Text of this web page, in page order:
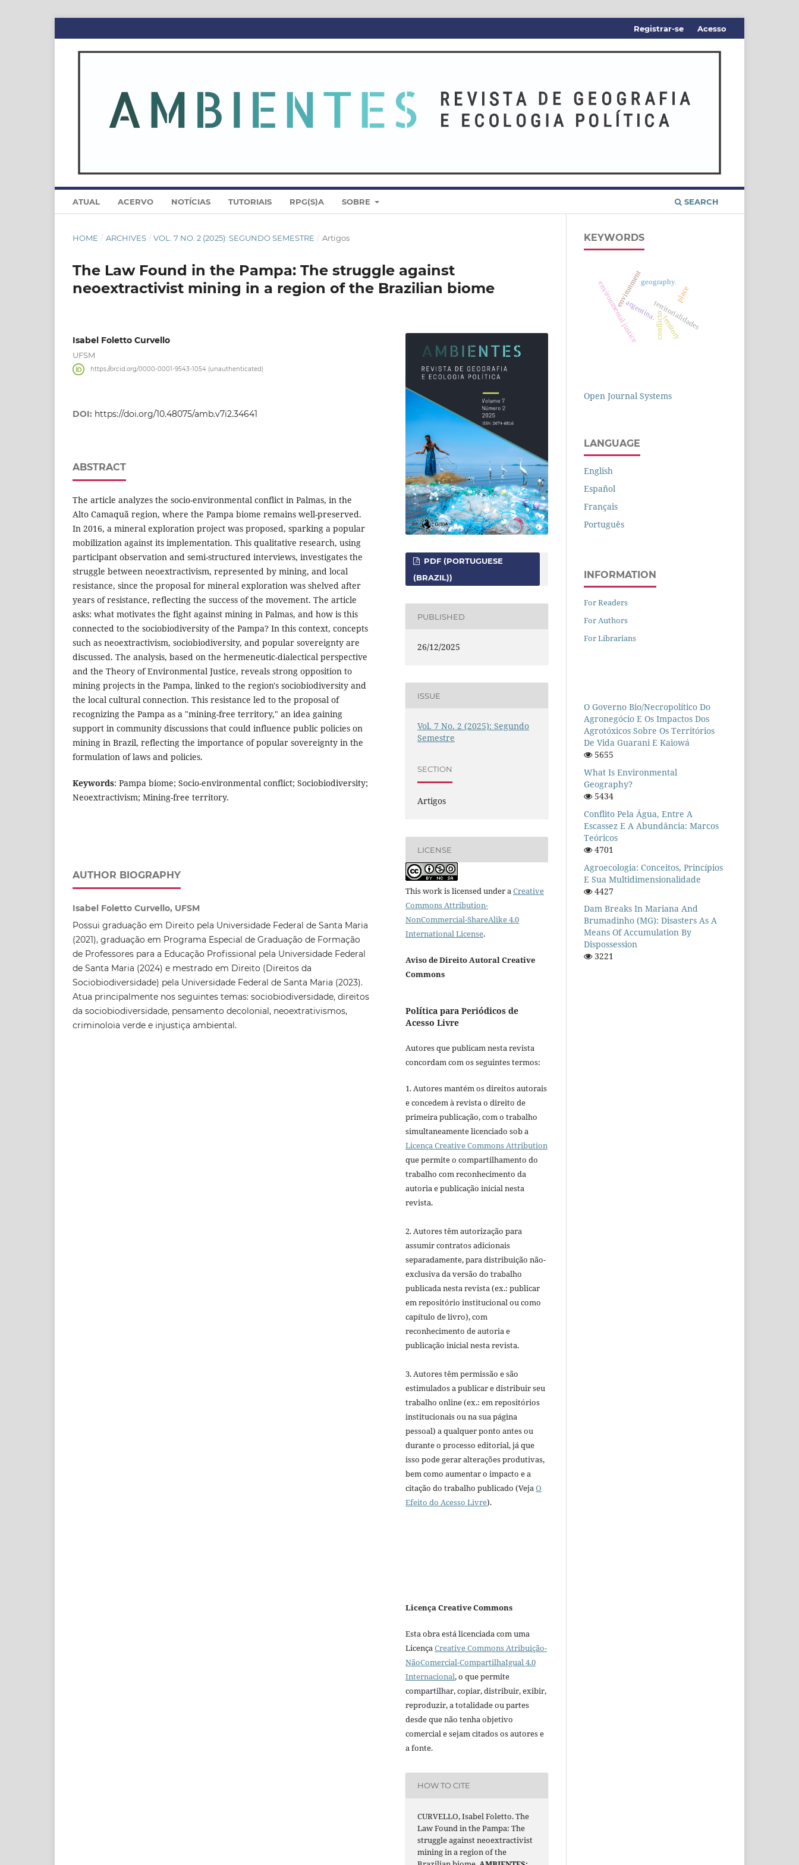
ATUAL ACERVO NOTÍCIAS TUTORIAIS RPG(S)A SOBRE SEARCH
Registrar-se Acesso
HOME / ARCHIVES / VOL. 7 NO. 2 (2025): SEGUNDO SEMESTRE / Artigos
The Law Found in the Pampa: The struggle against
neoextractivist mining in a region of the Brazilian biome
Isabel Foletto Curvello
UFSM
https://orcid.org/0000-0001-9543-1054 (unauthenticated)
DOI: https://doi.org/10.48075/amb.v7i2.34641
ABSTRACT
The article analyzes the socio-environmental conflict in Palmas, in the
Alto Camaquã region, where the Pampa biome remains well-preserved.
In 2016, a mineral exploration project was proposed, sparking a popular
mobilization against its implementation. This qualitative research, using
participant observation and semi-structured interviews, investigates the
struggle between neoextractivism, represented by mining, and local
resistance, since the proposal for mineral exploration was shelved after
years of resistance, reflecting the success of the movement. The article
asks: what motivates the fight against mining in Palmas, and how is this
connected to the sociobiodiversity of the Pampa? In this context, concepts
such as neoextractivism, sociobiodiversity, and popular sovereignty are
discussed. The analysis, based on the hermeneutic-dialectical perspective
and the Theory of Environmental Justice, reveals strong opposition to
mining projects in the Pampa, linked to the region's sociobiodiversity and
the local cultural connection. This resistance led to the proposal of
recognizing the Pampa as a "mining-free territory," an idea gaining
support in community discussions that could influence public policies on
mining in Brazil, reflecting the importance of popular sovereignty in the
formulation of laws and policies.
Keywords: Pampa biome; Socio-environmental conflict; Sociobiodiversity;
Neoextractivism; Mining-free territory.
AUTHOR BIOGRAPHY
Isabel Foletto Curvello, UFSM
Possui graduação em Direito pela Universidade Federal de Santa Maria
(2021), graduação em Programa Especial de Graduação de Formação
de Professores para a Educação Profissional pela Universidade Federal
de Santa Maria (2024) e mestrado em Direito (Direitos da
Sociobiodiversidade) pela Universidade Federal de Santa Maria (2023).
Atua principalmente nos seguintes temas: sociobiodiversidade, direitos
da sociobiodiversidade, pensamento decolonial, neoextrativismos,
criminoloia verde e injustiça ambiental.
PDF (PORTUGUESE
(BRAZIL))
PUBLISHED
26/12/2025
ISSUE
Vol. 7 No. 2 (2025): Segundo
Semestre
SECTION
Artigos
LICENSE
This work is licensed under aCreative
Commons Attribution-
NonCommercial-ShareAlike 4.0
International License.
Aviso de Direito Autoral Creative
Commons
Política para Periódicos de
Acesso Livre
Autores que publicam nesta revista
concordam com os seguintes termos:
1. Autores mantém os direitos autorais
e concedem à revista o direito de
primeira publicação, com o trabalho
simultaneamente licenciado sob a
Licença Creative Commons Attribution
que permite o compartilhamento do
trabalho com reconhecimento da
autoria e publicação inicial nesta
revista.
2. Autores têm autorização para
assumir contratos adicionais
separadamente, para distribuição não-
exclusiva da versão do trabalho
publicada nesta revista (ex.: publicar
em repositório institucional ou como
capítulo de livro), com
reconhecimento de autoria e
publicação inicial nesta revista.
3. Autores têm permissão e são
estimulados a publicar e distribuir seu
trabalho online (ex.: em repositórios
institucionais ou na sua página
pessoal) a qualquer ponto antes ou
durante o processo editorial, já que
isso pode gerar alterações produtivas,
bem como aumentar o impacto e a
citação do trabalho publicado (VejaO
Efeito do Acesso Livre).
Licença Creative Commons
Esta obra está licenciada com uma
Licença Creative Commons Atribuição-
NãoComercial-CompartilhaIgual 4.0
Internacional, o que permite
compartilhar, copiar, distribuir, exibir,
reproduzir, a totalidade ou partes
desde que não tenha objetivo
comercial e sejam citados os autores e
a fonte.
HOW TO CITE
CURVELLO, Isabel Foletto. The
Law Found in the Pampa: The
struggle against neoextractivist
mining in a region of the
KEYWORDS
territorialidades
conflicto
argentina.
environment
territory
place
environmental justice geography.
Open Journal Systems
LANGUAGE
English
Español
Français
Português
INFORMATION
For Readers
For Authors
For Librarians
O Governo Bio/necropolítico Do
Agronegócio E Os Impactos Dos
Agrotóxicos Sobre Os Territórios
De Vida Guarani E Kaiowá
5655
What Is Environmental
Geography?
5434
Conflito Pela Água, Entre A
Escassez E A Abundância: Marcos
Teóricos
4701
Agroecologia: Conceitos, Princípios
E Sua Multidimensionalidade
4427
Dam Breaks In Mariana And
Brumadinho (MG): Disasters As A
Means Of Accumulation By
Dispossession
3221